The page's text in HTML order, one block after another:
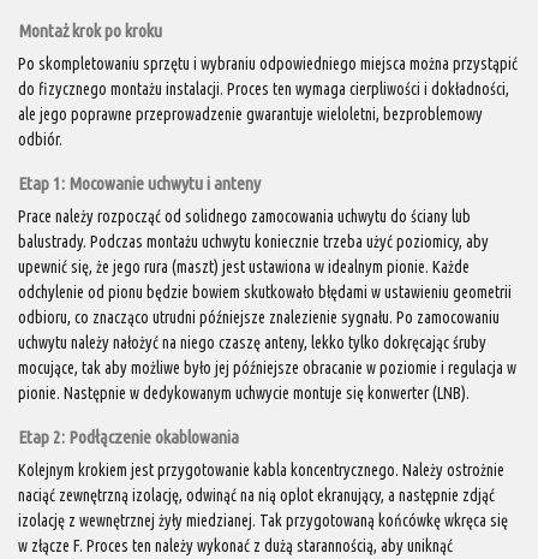
Montaż krok po kroku
Po skompletowaniu sprzętu i wybraniu odpowiedniego miejsca można przystąpić
do fizycznego montażu instalacji. Proces ten wymaga cierpliwości i dokładności,
ale jego poprawne przeprowadzenie gwarantuje wieloletni, bezproblemowy
odbiór.
Etap 1: Mocowanie uchwytu i anteny
Prace należy rozpocząć od solidnego zamocowania uchwytu do ściany lub
balustrady. Podczas montażu uchwytu koniecznie trzeba użyć poziomicy, aby
upewnić się, że jego rura (maszt) jest ustawiona w idealnym pionie. Każde
odchylenie od pionu będzie bowiem skutkowało błędami w ustawieniu geometrii
odbioru, co znacząco utrudni późniejsze znalezienie sygnału. Po zamocowaniu
uchwytu należy nałożyć na niego czaszę anteny, lekko tylko dokręcając śruby
mocujące, tak aby możliwe było jej późniejsze obracanie w poziomie i regulacja w
pionie. Następnie w dedykowanym uchwycie montuje się konwerter (LNB).
Etap 2: Podłączenie okablowania
Kolejnym krokiem jest przygotowanie kabla koncentrycznego. Należy ostrożnie
naciąć zewnętrzną izolację, odwinąć na nią oplot ekranujący, a następnie zdjąć
izolację z wewnętrznej żyły miedzianej. Tak przygotowaną końcówkę wkręca się
w złącze F. Proces ten należy wykonać z dużą starannością, aby uniknąć